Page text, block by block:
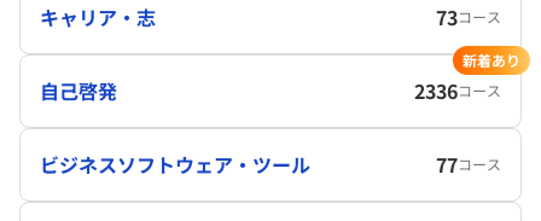
キャリア・志 73コース
自己啓発 2336コース
新着あり
ビジネスソフトウェア・ツール 77コース